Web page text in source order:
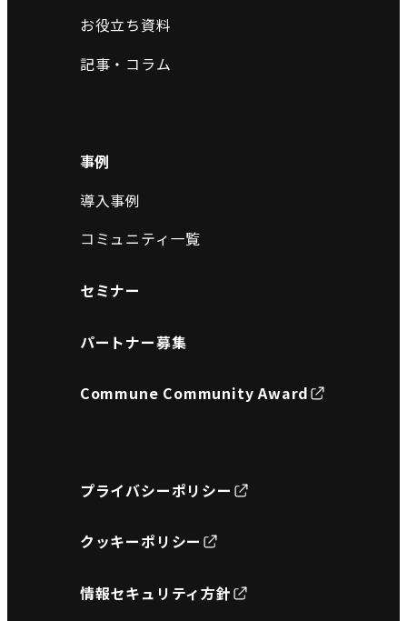
お役立ち資料
記事・コラム
事例
導入事例
コミュニティ一覧
セミナー
パートナー募集
Commune Community Award
プライバシーポリシー
クッキーポリシー
情報セキュリティ方針